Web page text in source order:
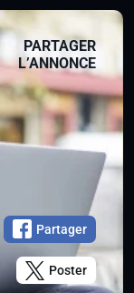
PARTAGER
L’ANNONCE
Partager
Poster